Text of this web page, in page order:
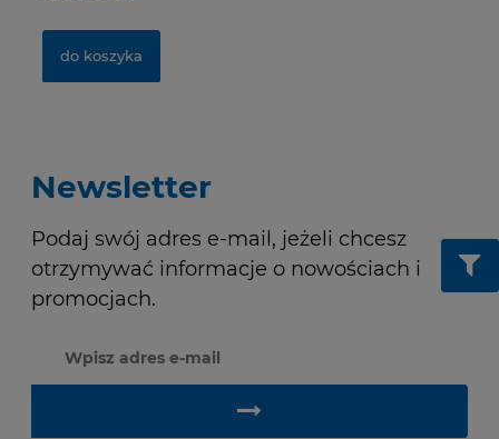
do koszyka
do koszyka
Newsletter
Podaj swój adres e-mail, jeżeli chcesz
otrzymywać informacje o nowościach i
promocjach.